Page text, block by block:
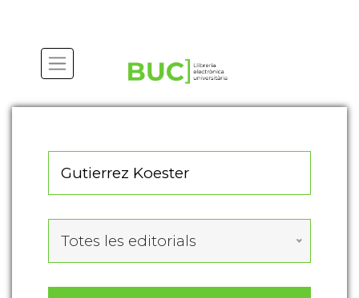
Totes les editorials